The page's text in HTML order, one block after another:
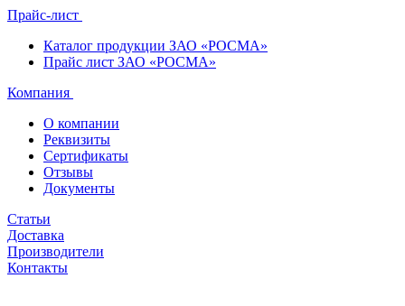
Прайс-лист
Каталог продукции ЗАО «РОСМА»
Прайс лист ЗАО «РОСМА»
Компания
О компании
Реквизиты
Сертификаты
Отзывы
Документы
Статьи
Доставка
Производители
Контакты